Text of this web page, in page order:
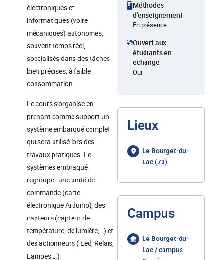
électroniques et
informatiques (voire
mécaniques) autonomes,
souvent temps réel,
spécialisés dans des tâches
bien précises, à faible
consommation.
Le cours s’organise en
prenant comme support un
système embarqué complet
qui sera utilisé lors des
travaux pratiques. Le
systèmes embraqué
regroupe : une unité de
commande (carte
électronique Arduino), des
capteurs (capteur de
température, de lumière,…) et
des actionneurs ( Led, Relais,
Lampes….)
Méthodes
d'enseignement
En présence
Ouvert aux
étudiants en
échange
Oui
Lieux
Le Bourget-du-
Lac (73)
Campus
Le Bourget-du-
Lac / campus